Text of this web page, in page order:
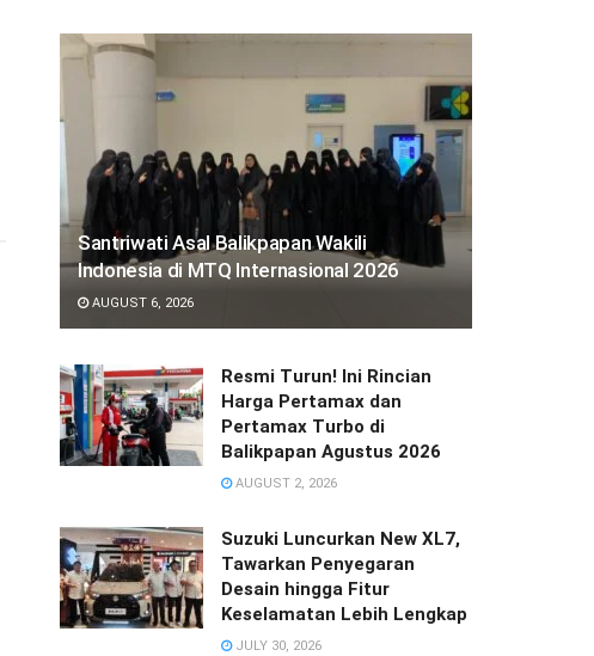
Santriwati Asal Balikpapan Wakili
Indonesia di MTQ Internasional 2026
AUGUST 6, 2026
Resmi Turun! Ini Rincian
Harga Pertamax dan
Pertamax Turbo di
Balikpapan Agustus 2026
AUGUST 2, 2026
Suzuki Luncurkan New XL7,
Tawarkan Penyegaran
Desain hingga Fitur
Keselamatan Lebih Lengkap
JULY 30, 2026